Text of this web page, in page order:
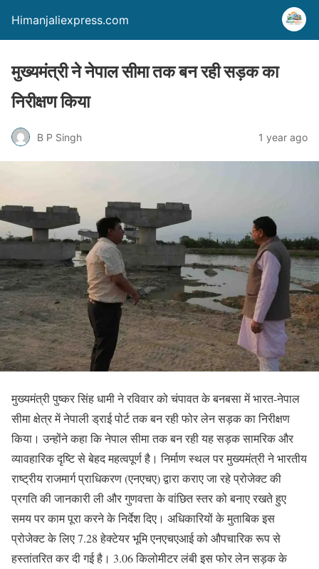
Himanjaliexpress.com
मुख्यमंत्री ने नेपाल सीमा तक बन रही सड़क का
निरीक्षण किया
B P Singh 1 year ago
मुख्यमंत्री पुष्कर सिंह धामी ने रविवार को चंपावत के बनबसा में भारत-नेपाल
सीमा क्षेत्र में नेपाली ड्राई पोर्ट तक बन रही फोर लेन सड़क का निरीक्षण
किया। उन्होंने कहा कि नेपाल सीमा तक बन रही यह सड़क सामरिक और
व्यावहारिक दृष्टि से बेहद महत्वपूर्ण है। निर्माण स्थल पर मुख्यमंत्री ने भारतीय
राष्ट्रीय राजमार्ग प्राधिकरण (एनएचए) द्वारा कराए जा रहे प्रोजेक्ट की
प्रगति की जानकारी ली और गुणवत्ता के वांछित स्तर को बनाए रखते हुए
समय पर काम पूरा करने के निर्देश दिए। अधिकारियों के मुताबिक इस
प्रोजेक्ट के लिए 7.28 हेक्टेयर भूमि एनएचएआई को औपचारिक रूप से
हस्तांतरित कर दी गई है। 3.06 किलोमीटर लंबी इस फोर लेन सड़क के